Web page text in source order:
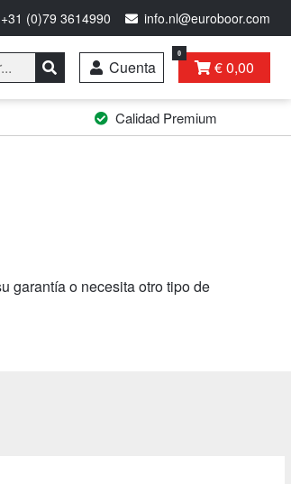
+31 (0)79 3614990 info.nl@euroboor.com
Cuenta
0
€ 0,00
Calidad Premium
garantía o necesita otro tipo de